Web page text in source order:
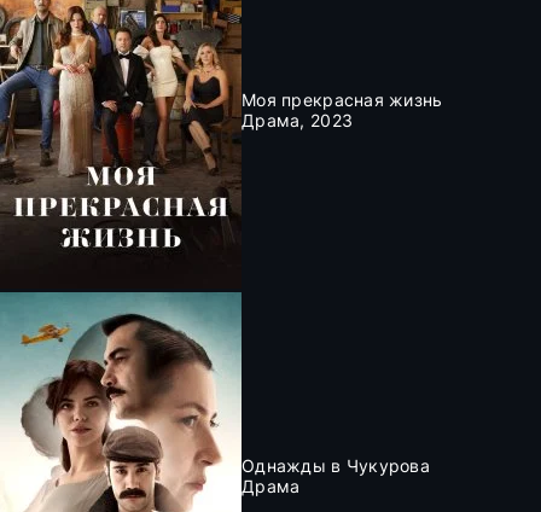
Моя прекрасная жизнь
Драма, 2023
Однажды в Чукурова
Драма